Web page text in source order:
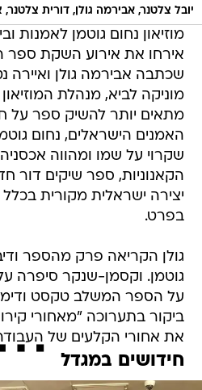
יובל צלטנר, אבירמה גולן, דורית צלטנר,
מוזיאון נחום גוטמן
אירחו את אירוע השקת ספר
שכתבה אבירמה גולן ואיירה
מוניקה לביא, מנהלת
מתאים יותר להשיק ספר על
האמנים הישראלים, נחום
שקרוי על שמו ומהווה אכסניה
הקאנוניות, ספר שיקים דור
יצירה ישראלית מקורית בכלל
בפרט.
גולן הקריאה פרק מהספר
גוטמן. וקסמן-שנקר סיפרה
על הספר המשלב טקסט
ביקור בתערוכה "מאחורי
את אחורי הקלעים של
חידושים במגדל